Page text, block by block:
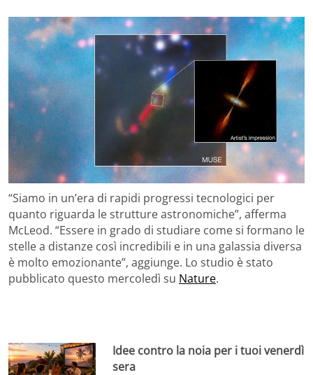
“Siamo in un’era di rapidi progressi tecnologici per
quanto riguarda le strutture astronomiche”, afferma
McLeod. “Essere in grado di studiare come si formano le
stelle a distanze così incredibili e in una galassia diversa
è molto emozionante”, aggiunge. Lo studio è stato
pubblicato questo mercoledì su Nature.
Idee contro la noia per i tuoi venerdì
sera